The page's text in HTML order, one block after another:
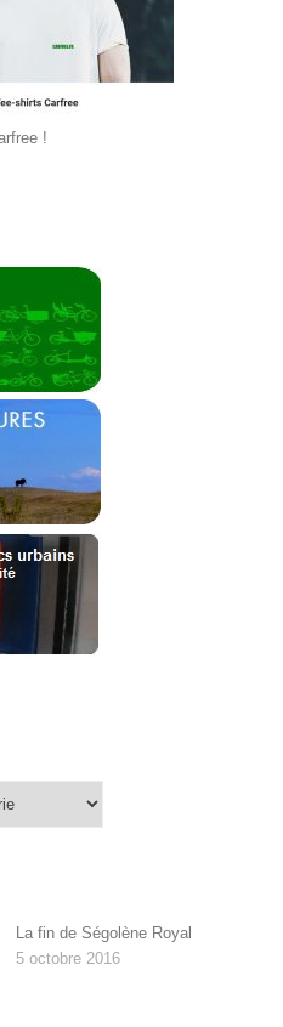
!
La fin de Ségolène Royal
5 octobre 2016